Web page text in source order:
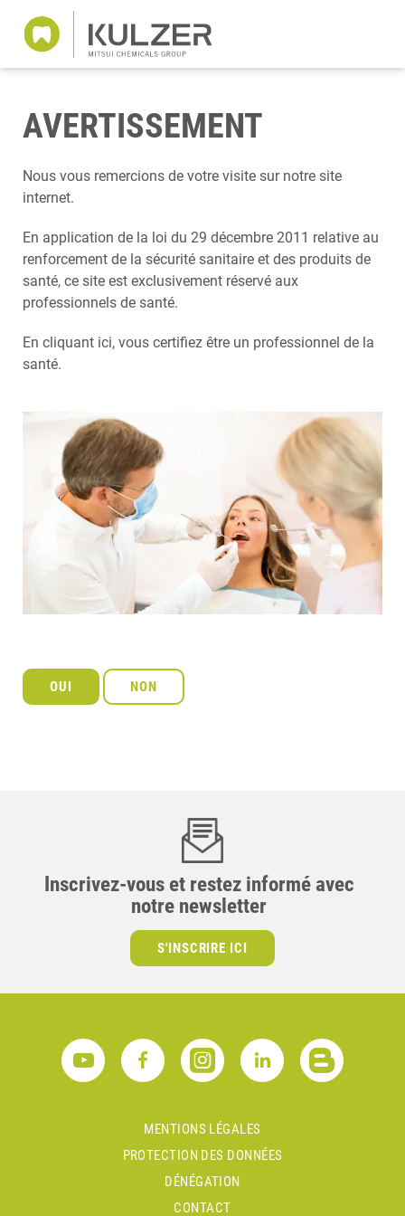
AVERTISSEMENT
Nous vous remercions de votre visite sur notre site
internet.
En application de la loi du 29 décembre 2011 relative au
renforcement de la sécurité sanitaire et des produits de
santé, ce site est exclusivement réservé aux
professionnels de santé.
En cliquant ici, vous certifiez être un professionnel de la
santé.
Inscrivez-vous et restez informé avec
notre newsletter
S'INSCRIRE ICI
MENTIONS LÉGALES
PROTECTION DES DONNÉES
DÉNÉGATION
CONTACT